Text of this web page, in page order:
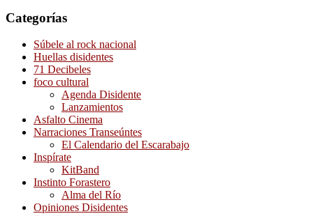
Categorías
Súbele al rock nacional
Huellas disidentes
71 Decibeles
foco cultural
Agenda Disidente
Lanzamientos
Asfalto Cinema
Narraciones Transeúntes
El Calendario del Escarabajo
Inspírate
KitBand
Instinto Forastero
Alma del Río
Opiniones Disidentes